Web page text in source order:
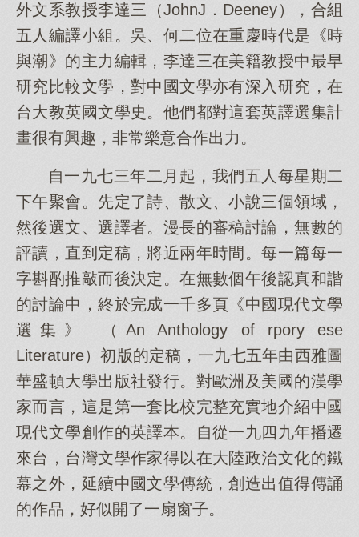
外文系教授李達三（JohnJ．Deeney），合組
五人編譯小組。吳、何二位在重慶時代是《時
與潮》的主力編輯，李達三在美籍教授中最早
研究比較文學，對中國文學亦有深入研究，在
台大教英國文學史。他們都對這套英譯選集計
畫很有興趣，非常樂意合作出力。
自一九七三年二月起，我們五人每星期二
下午聚會。先定了詩、散文、小說三個領域，
然後選文、選譯者。漫長的審稿討論，無數的
評讀，直到定稿，將近兩年時間。每一篇每一
字斟酌推敲而後決定。在無數個午後認真和諧
的討論中，終於完成一千多頁《中國現代文學
選集》 （An Anthology of rpory ese
Literature）初版的定稿，一九七五年由西雅圖
華盛頓大學出版社發行。對歐洲及美國的漢學
家而言，這是第一套比校完整充實地介紹中國
現代文學創作的英譯本。自從一九四九年播遷
來台，台灣文學作家得以在大陸政治文化的鐵
幕之外，延續中國文學傳統，創造出值得傳誦
的作品，好似開了一扇窗子。